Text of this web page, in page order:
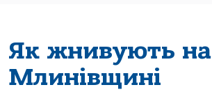
Як жнивують на
Млинівщині